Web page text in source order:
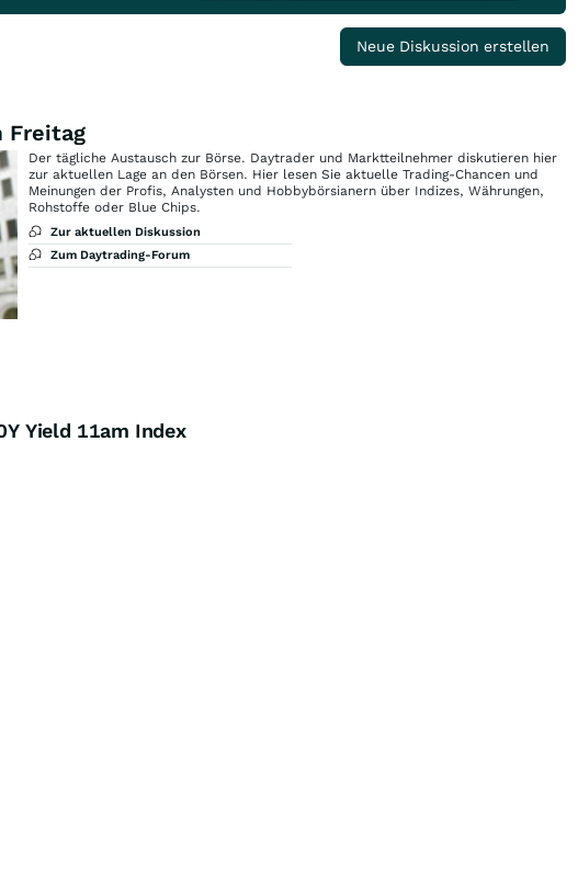
Neue Diskussion erstellen
Freitag
Der tägliche Austausch zur Börse. Daytrader und Marktteilnehmer diskutieren hier
zur aktuellen Lage an den Börsen. Hier lesen Sie aktuelle Trading-Chancen und
Meinungen der Profis, Analysten und Hobbybörsianern über Indizes, Währungen,
Rohstoffe oder Blue Chips.
Zur aktuellen Diskussion
Zum Daytrading-Forum
Yield 11am Index